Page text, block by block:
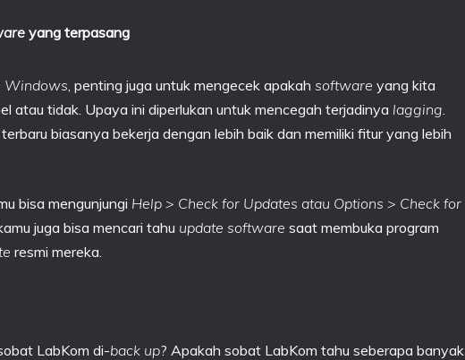
yang terpasang
Windows , penting juga untuk mengecek apakah software yang kita
atau tidak. Upaya ini diperlukan untuk mencegah terjadinya lagging
biasanya bekerja dengan lebih baik dan memiliki fitur yang lebih
bisa mengunjungi Help > Check for Updates atau Options > Check for
juga bisa mencari tahu update software saat membuka program
resmi mereka.
LabKom di-back up? Apakah sobat LabKom tahu seberapa banyak